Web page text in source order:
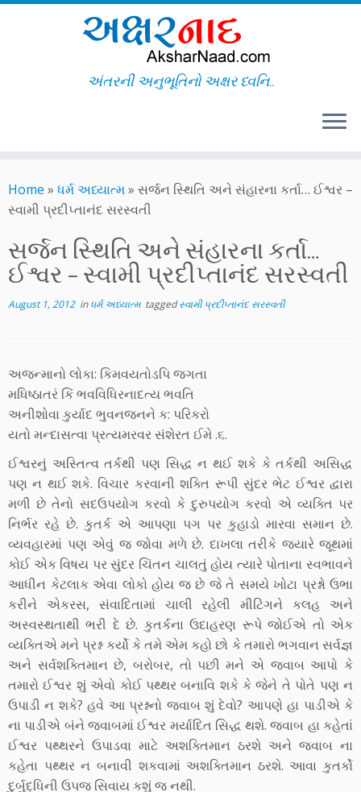
to
content
અંતરની અનુભૂતિનો અક્ષર ધ્વનિ..
Home » ધર્મ અધ્યાત્મ» સર્જન સ્થિતિ અને સંહારના કર્તા… ઈશ્વર –
સ્વામી પ્રદીપ્તાનંદ સરસ્વતી
સર્જન સ્થિતિ અને સંહારના કર્તા…
ઈશ્વર – સ્વામી પ્રદીપ્તાનંદ સરસ્વતી
August 1, 2012inધર્મ અધ્યાત્મ taggedસ્વામી પ્રદીપ્તાનંદ સરસ્વતી
અજન્માનો લોકા: કિમવયતોડપિ જગતા
મધિષ્ઠાતરં કિં ભવવિધિરનાદત્ય ભવતિ
અનીશોવા કુર્યાદ ભુવનજનને ક: પરિકરો
યતો મન્દાસત્વા પ્રત્યમરવર સંશેરત ઈમે .૬.
ઈશ્વરનું અસ્તિત્વ તર્કથી પણ સિદ્ધ ન થઈ શકે કે તર્કથી અસિદ્ધ
પણ ન થઈ શકે. વિચાર કરવાની શક્તિ રૂપી સુંદર ભેટ ઈશ્વર દ્વારા
મળી છે તેનો સદઉપયોગ કરવો કે દુરુપયોગ કરવો એ વ્યક્તિ પર
નિર્ભર રહે છે. કુતર્ક એ આપણા પગ પર કુહાડો મારવા સમાન છે.
વ્યવહારમાં પણ એવું જ જોવા મળે છે. દાખલા તરીકે જ્યારે જૂથમાં
કોઈ એક વિષય પર સુંદર ચિંતન ચાલતું હોય ત્યારે પોતાના સ્વભાવને
આધીન કેટલાક એવા લોકો હોય જ છે જે તે સમયે ખોટા પ્રશ્નો ઉભા
કરીને એકરસ, સંવાદિતામાં ચાલી રહેલી મીટિંગને કલહ અને
અસ્વસ્થતાથી ભરી દે છે. કુતર્કના ઉદાહરણ રૂપે જોઈએ તો એક
વ્યક્તિએ મને પ્રશ્ન કર્યો કે તમે એમ કહો છો કે તમારો ભગવાન સર્વજ્ઞ
અને સર્વશક્તિમાન છે, બરોબર, તો પછી મને એ જવાબ આપો કે
તમારો ઈશ્વર શું એવો કોઈ પથ્થર બનાવિ શકે કે જેને તે પોતે પણ ન
ઉપાડી ન શકે? હવે આ પ્રશ્નનો જવાબ શું દેવો? આપણે હા પાડીએ કે
ના પાડીએ બંને જવાબમાં ઈશ્વર મર્યાદિત સિદ્ધ થશે. જવાબ હા કહેતાં
ઈશ્વર પથ્થરને ઉપાડવા માટે અશક્તિમાન ઠરશે અને જવાબ ના
કહેતા પથ્થર ન બનાવી શકવામાં અશક્તિમાન ઠરશે. આવા કુતર્કો
દુર્બુદ્ધિની ઉપજ સિવાય કશું જ નથી.